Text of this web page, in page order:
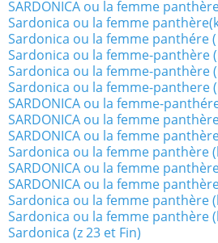
SARDONICA ou la femme
Sardonica ou la femme
Sardonica ou la femme panthére (
Sardonica ou la femme-panthère
Sardonica ou la femme-panthère
Sardonica ou la femme-panthere
SARDONICA ou la femme-
SARDONICA ou la femme
SARDONICA ou la femme
Sardonica ou la femme panthère
SARDONICA ou la femme
SARDONICA ou la femme
Sardonica ou la femme panthère
Sardonica ou la femme panthère
Sardonica (z 23 et Fin)